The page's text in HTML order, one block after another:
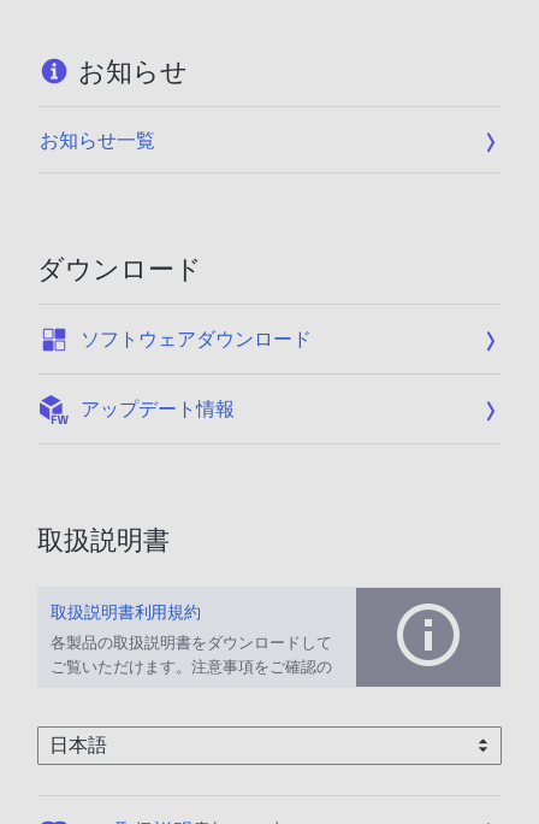
お知らせ
お知らせ一覧
ダウンロード
ソフトウェアダウンロード
アップデート情報
取扱説明書
取扱説明書利用規約
各製品の取扱説明書をダウンロードして
ご覧いただけます。注意事項をご確認の